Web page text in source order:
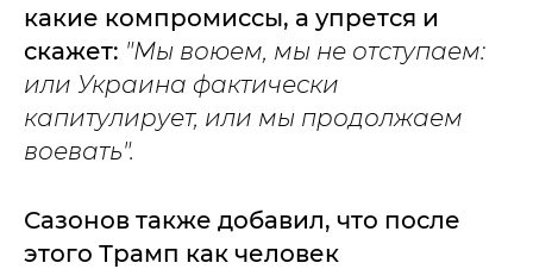
какие компромиссы, а упрется и
скажет: "Мы воюем, мы не отступаем:
или Украина фактически
капитулирует, или мы продолжаем
воевать".
Сазонов также добавил, что после
этого Трамп как человек